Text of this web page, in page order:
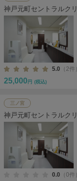
神戸元町セントラルク
5.0 （2件）
25,000 円 (税込)
三ノ宮
神戸元町セントラルク
0.0 （0件）